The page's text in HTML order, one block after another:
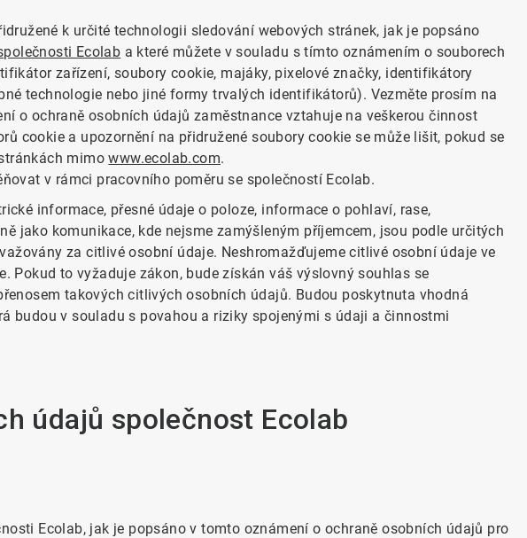
k určité technologii sledování webových stránek, jak je popsáno
Ecolab a které můžete v souladu s tímto oznámením o souborech
zařízení, soubory cookie, majáky, pixelové značky, identifikátory
technologie nebo jiné formy trvalých identifikátorů). Vezměte prosím na
o ochraně osobních údajů zaměstnance vztahuje na veškerou činnost
cookie a upozornění na přidružené soubory cookie se může lišit, pokud se
mimowww.ecolab.com.
v rámci pracovního poměru se společností Ecolab.
informace, přesné údaje o poloze, informace o pohlaví, rase,
jako komunikace, kde nejsme zamýšleným příjemcem, jsou podle určitých
za citlivé osobní údaje. Neshromažďujeme citlivé osobní údaje ve
Pokud to vyžaduje zákon, bude získán váš výslovný souhlas se
takových citlivých osobních údajů. Budou poskytnuta vhodná
budou v souladu s povahou a riziky spojenými s údaji a činnostmi
údajů společnost Ecolab
Ecolab, jak je popsáno v tomto oznámení o ochraně osobních údajů pro